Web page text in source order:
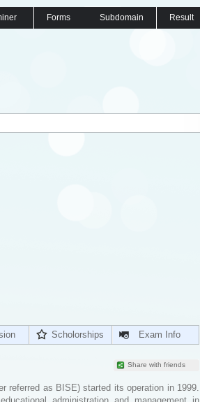
Forms Subdomain Result
Scholorships Exam Info
Share with friends
referred as BISE) started its operation in 1999.